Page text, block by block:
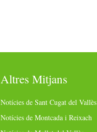
Altres Mitjans
Notícies de Sant Cugat del Vallès
Notícies de Montcada i Reixach